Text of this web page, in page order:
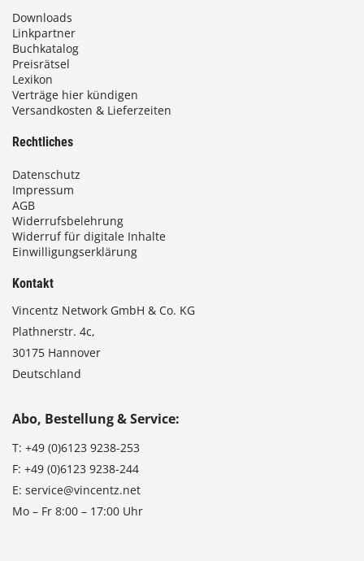
Downloads
Linkpartner
Buchkatalog
Preisrätsel
Lexikon
Verträge hier kündigen
Versandkosten & Lieferzeiten
Rechtliches
Datenschutz
Impressum
AGB
Widerrufsbelehrung
Widerruf für digitale Inhalte
Einwilligungserklärung
Kontakt
Vincentz Network GmbH & Co. KG
Plathnerstr. 4c,
30175 Hannover
Deutschland
Abo, Bestellung & Service:
T: +49 (0)6123 9238-253
F: +49 (0)6123 9238-244
E: service@vincentz.net
Mo – Fr 8:00 – 17:00 Uhr